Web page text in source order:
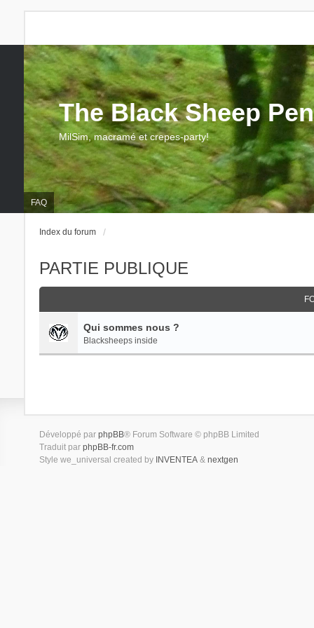
FAQ
The Black Sheep Pen
MilSim, macramé et crepes-party!
Index du forum
PARTIE PUBLIQUE
Qui sommes nous ?
Blacksheeps inside
Développé par phpBB® Forum Software © phpBB Limited
Traduit par phpBB-fr.com
Style we_universal created by INVENTEA& nextgen